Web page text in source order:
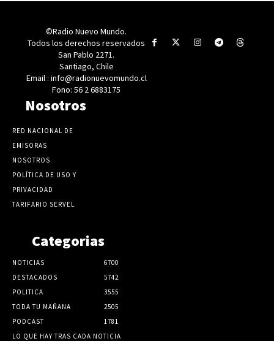
©Radio Nuevo Mundo.
Todos los derechos reservados
San Pablo 2271.
Santiago, Chile
Email : info@radionuevomundo.cl
Fono: 56 2 6883175
Nosotros
RED NACIONAL DE
EMISORAS
NOSOTROS
POLÍTICA DE USO Y
PRIVACIDAD
TARIFARIO SERVEL
Categorias
NOTICIAS
6700
DESTACADOS
5742
POLITICA
3555
TODA TU MAÑANA
2505
PODCAST
1781
LO QUE HAY TRAS CADA NOTICIA